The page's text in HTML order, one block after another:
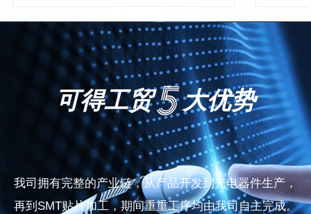
可得工贸 大优势
我司拥有完整的产业链，从产品开发到光电器件生产，
再到SMT贴片加工，期间重重工序均由我司自主完成。